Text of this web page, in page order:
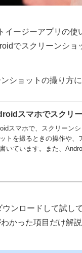
ージーアプリの使
でスクリーンショ
ショットの撮り方
スマホでスクリ
スマホで、スクリーン
トを撮るときの操作や、
いています。また、
ンロードして試し
かった項目だけ解説